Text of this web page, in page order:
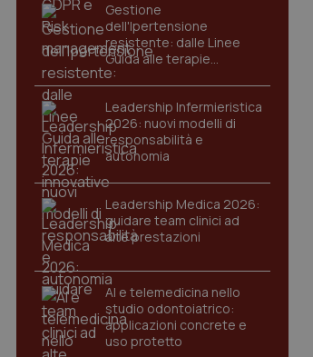
Gestione
dell'Ipertensione
resistente: dalle Linee
Guida alle terapie
innovative
Leadership Infermieristica
2026: nuovi modelli di
responsabilità e
autonomia
Leadership Medica 2026:
guidare team clinici ad
alte prestazioni
AI e telemedicina nello
studio odontoiatrico:
applicazioni concrete e
uso protetto